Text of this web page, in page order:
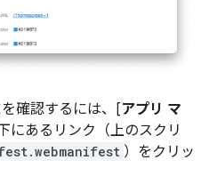
確認するには、[アプリ マ
にあるリンク（上のスクリ
）をクリッ